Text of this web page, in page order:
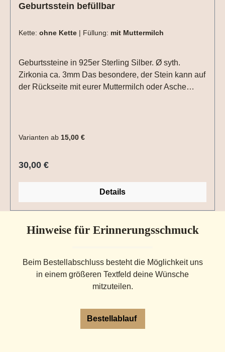
Geburtsstein befüllbar
Kette: ohne Kette | Füllung: mit Muttermilch
Geburtssteine in 925er Sterling Silber. Ø syth.
Zirkonia ca. 3mm Das besondere, der Stein kann auf
der Rückseite mit eurer Muttermilch oder Asche
Varianten ab 15,00 €
Regulärer Preis:
30,00 €
Details
Hinweise für Erinnerungsschmuck
Beim Bestellabschluss besteht die Möglichkeit uns
in einem größeren Textfeld deine Wünsche
mitzuteilen.
Bestellablauf